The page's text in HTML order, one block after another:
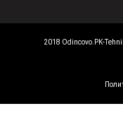
2018 Odincovo.PK-